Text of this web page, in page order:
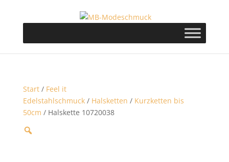
Start/ Feel it
Edelstahlschmuck/ Halsketten / Kurzketten bis
50cm / Halskette 10720038